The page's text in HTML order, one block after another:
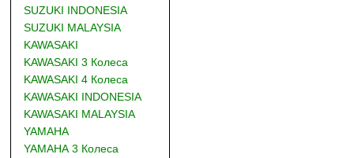
SUZUKI INDONESIA
SUZUKI MALAYSIA
KAWASAKI
KAWASAKI 3 Колеса
KAWASAKI 4 Колеса
KAWASAKI INDONESIA
KAWASAKI MALAYSIA
YAMAHA
YAMAHA 3 Колеса